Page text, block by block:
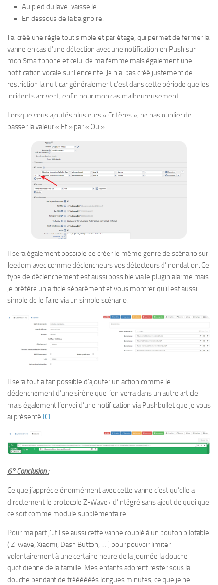
Au pied du lave-vaisselle.
En dessous de la baignoire.
J’ai créé une règle tout simple et par étage, qui permet de fermer la
vanne en cas d’une détection avec une notification en Push sur
mon Smartphone et celui de ma femme mais également une
notification vocale sur l’enceinte. Je n’ai pas créé justement de
restriction la nuit car généralement c’est dans cette période que les
incidents arrivent, enfin pour mon cas malheureusement.
Lorsque vous ajoutés plusieurs « Critères », ne pas oublier de
passer la valeur « Et » par « Ou ».
Il sera également possible de créer le même genre de scénario sur
Jeedom avec comme déclencheurs vos détecteurs d’inondation. Ce
type de déclenchement est aussi possible via le plugin alarme mais
je préfère un article séparément et vous montrer qu’il est aussi
simple de le faire via un simple scénario.
Il sera tout a fait possible d’ajouter un action comme le
déclenchement d’une sirène que l’on verra dans un autre article
mais également l’envoi d’une notification via Pushbullet que je vous
ai présenté ICI
6° Conclusion :
Ce que j’apprécie énormément avec cette vanne c’est qu’elle a
directement le protocole Z-Wave+ d’intégré sans ajout de quoi que
ce soit comme module supplémentaire.
Pour ma part j’utilise aussi cette vanne couplé à un bouton pilotable
( Z-wave, Xiaomi, Dash Button, … ) pour pouvoir limiter
volontairement à une certaine heure de la journée la douche
quotidienne de la famille. Mes enfants adorent rester sous la
douche pendant de trèèèèèès longues minutes, ce que je ne